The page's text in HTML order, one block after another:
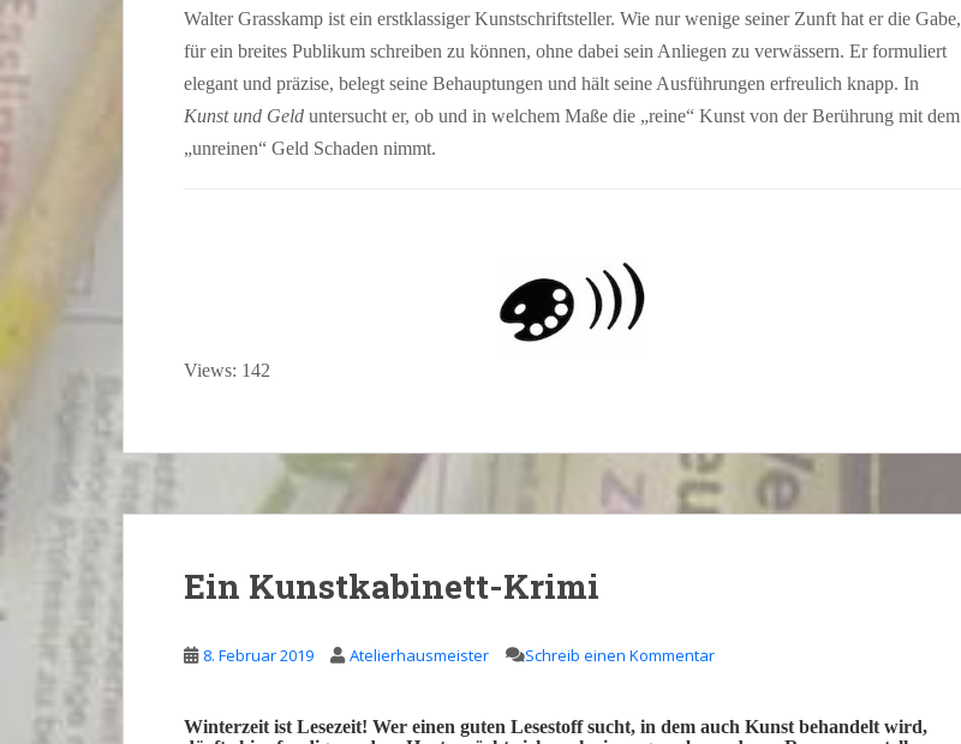
Walter Grasskamp ist ein erstklassiger Kunstschriftsteller. Wie nur wenige seiner Zunft hat er die Gabe,
für ein breites Publikum schreiben zu können, ohne dabei sein Anliegen zu verwässern. Er formuliert
elegant und präzise, belegt seine Behauptungen und hält seine Ausführungen erfreulich knapp. In
Kunst und Geld untersucht er, ob und in welchem Maße die „reine“ Kunst von der Berührung mit dem
„unreinen“ Geld Schaden nimmt.
Views: 142
Ein Kunstkabinett-Krimi
8. Februar 2019 Atelierhausmeister Schreib einen Kommentar
Winterzeit ist Lesezeit! Wer einen guten Lesestoffsucht, in dem auch Kunst behandelt wird,